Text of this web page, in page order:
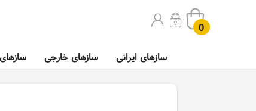
0
سازهای ایرانی سازهای خارجی